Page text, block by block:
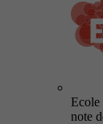
Ecole
note